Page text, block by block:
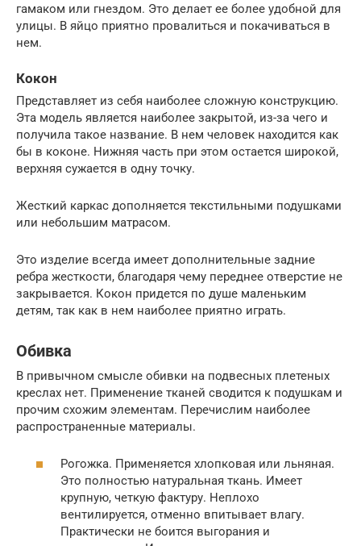
гамаком или гнездом. Это делает ее более удобной для
улицы. В яйцо приятно провалиться и покачиваться в
нем.
Кокон
Представляет из себя наиболее сложную конструкцию.
Эта модель является наиболее закрытой, из-за чего и
получила такое название. В нем человек находится как
бы в коконе. Нижняя часть при этом остается широкой,
верхняя сужается в одну точку.
Жесткий каркас дополняется текстильными подушками
или небольшим матрасом.
Это изделие всегда имеет дополнительные задние
ребра жесткости, благодаря чему переднее отверстие не
закрывается. Кокон придется по душе маленьким
детям, так как в нем наиболее приятно играть.
Обивка
В привычном смысле обивки на подвесных плетеных
креслах нет. Применение тканей сводится к подушкам и
прочим схожим элементам. Перечислим наиболее
распространенные материалы.
Рогожка. Применяется хлопковая или льняная.
Это полностью натуральная ткань. Имеет
крупную, четкую фактуру. Неплохо
вентилируется, отменно впитывает влагу.
Практически не боится выгорания и